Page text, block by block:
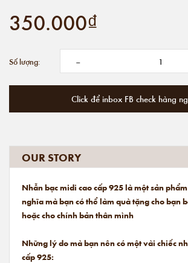
350.000₫
Số lượng: -
Click để inbox FB check hàng
OUR STORY
Nhẫn bạc midi cao cấp 925 là một sản
nghĩa mà bạn có thể làm quà tặng cho bạn
hoặc cho chính bản thân mình
Những lý do mà bạn nên có một vài chiếc
cấp 925: